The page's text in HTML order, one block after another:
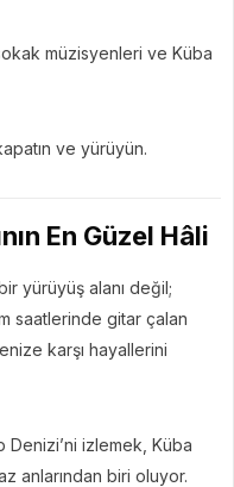
müzisyenleri ve Küba
ve yürüyün.
En Güzel Hâli
yürüyüş alanı değil;
saatlerinde gitar çalan
karşı hayallerini
Denizi’ni izlemek, Küba
anlarından biri oluyor.